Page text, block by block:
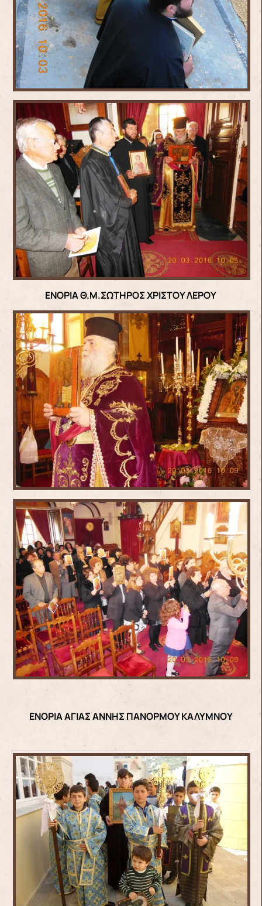
ΕΝΟΡΙΑ Θ.Μ.ΣΩΤΗΡΟΣ ΧΡΙΣΤΟΥ ΛΕΡΟΥ
ΕΝΟΡΙΑ ΑΓΙΑΣ ΑΝΝΗΣ ΠΑΝΟΡΜΟΥ ΚΑΛΥΜΝΟΥ